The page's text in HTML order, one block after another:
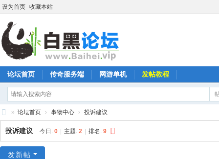
设为首页 收藏本站
论坛首页 传奇服务端 网游单机 发帖教程
白
黑
» 论坛首页 › 事物中心 › 投诉建议
投诉建议 今日: 0 主题: 2 排名: 9
发新帖